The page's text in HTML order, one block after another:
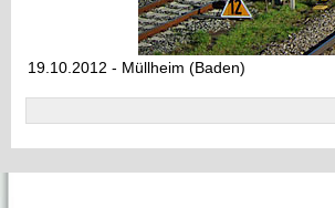
19.10.2012 - Müllheim (Baden)